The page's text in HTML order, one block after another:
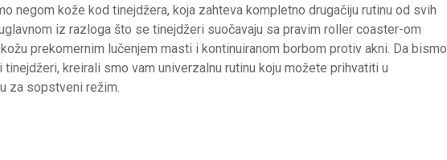
negom kože kod tinejdžera, koja zahteva kompletno drugačiju rutinu od svih
iz razloga što se tinejdžeri suočavaju sa pravim roller coaster-om
prekomernim lučenjem masti i kontinuiranom borbom protiv akni. Da bismo
kreirali smo vam univerzalnu rutinu koju možete prihvatiti u
za sopstveni režim.